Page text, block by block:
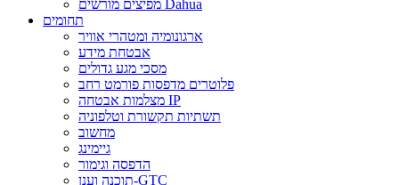
מפיצים מורשים Dahua
תחומים
ארגונומיה ומטהרי אוויר
אבטחת מידע
מסכי מגע גדולים
פלוטרים מדפסות פורמט רחב
מצלמות אבטחה IP
תשתיות תקשורת וטלפוניה
מחשוב
גיימינג
הדפסה וגימור
תוכנה וענן-GTC